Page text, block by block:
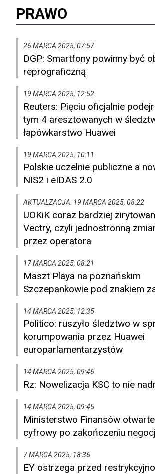
PRAWO
26 MARCA 2025, 07:57
DGP: Smartfony powinny być
reprograficzną
19 MARCA 2025, 12:52
Reuters: Pięciu oficjalnie
tym 4 aresztowanych w
łapówkarstwo Huawei
19 MARCA 2025, 10:11
Polskie uczelnie publiczne a
NIS2 i eIDAS 2.0
AKTUALZACJA: 19 MARCA 2025, 08:22
UOKiK coraz bardziej
Vectry, czyli jednostronną
przez operatora
17 MARCA 2025, 08:21
Maszt Playa na poznańskim
Szczepankowie pod znakiem
14 MARCA 2025, 12:35
Politico: ruszyło śledztwo w
korumpowania przez Huawei
europarlamentarzystów
14 MARCA 2025, 09:46
Rz: Nowelizacja KSC to nie
14 MARCA 2025, 09:45
Ministerstwo Finansów
cyfrowy po zakończeniu
7 MARCA 2025, 18:36
EY ostrzega przed